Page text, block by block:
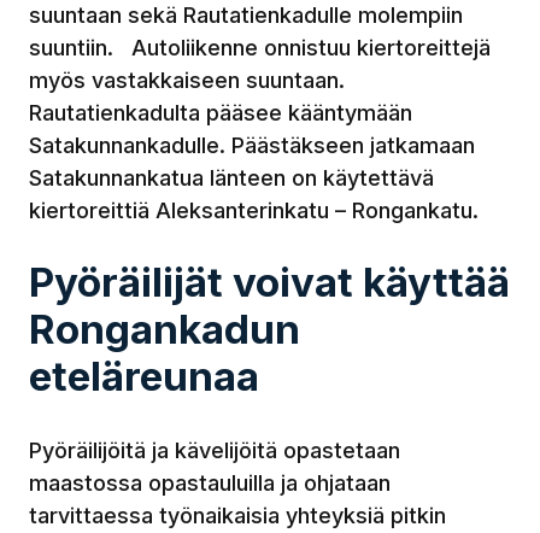
suuntaan sekä Rautatienkadulle molempiin
suuntiin. Autoliikenne onnistuu kiertoreittejä
myös vastakkaiseen suuntaan.
Rautatienkadulta pääsee kääntymään
Satakunnankadulle. Päästäkseen jatkamaan
Satakunnankatua länteen on käytettävä
kiertoreittiä Aleksanterinkatu – Rongankatu.
Pyöräilijät voivat käyttää
Rongankadun
eteläreunaa
Pyöräilijöitä ja kävelijöitä opastetaan
maastossa opastauluilla ja ohjataan
tarvittaessa työnaikaisia yhteyksiä pitkin